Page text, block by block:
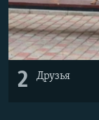
2 Друзья